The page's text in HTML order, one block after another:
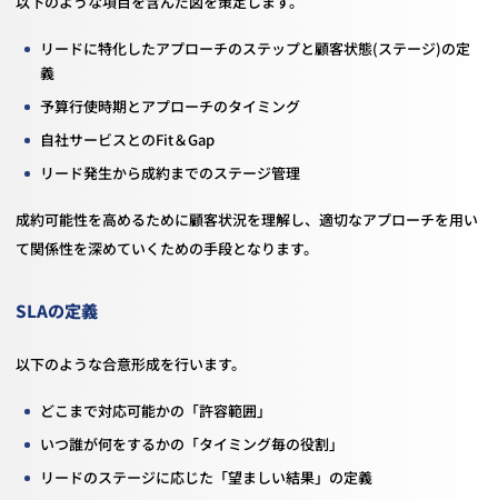
リードに特化したアプローチのステップと顧客状態(ステージ)の定
義
予算行使時期とアプローチのタイミング
自社サービスとのFit＆Gap
リード発生から成約までのステージ管理
成約可能性を高めるために顧客状況を理解し、適切なアプローチを用い
て関係性を深めていくための手段となります。
SLAの定義
以下のような合意形成を行います。
どこまで対応可能かの「許容範囲」
いつ誰が何をするかの「タイミング毎の役割」
リードのステージに応じた「望ましい結果」の定義